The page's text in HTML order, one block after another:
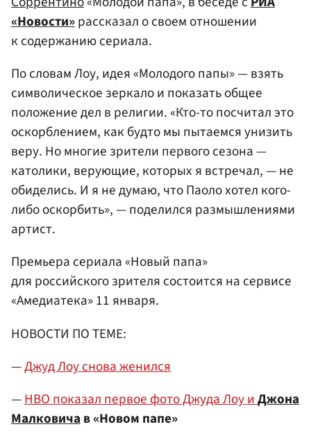
«Новости»рассказал о своем отношении
к содержанию сериала.
По словам Лоу, идея «Молодого папы» — взять
символическое зеркало и показать общее
положение дел в религии. «Кто-то посчитал это
оскорблением, как будто мы пытаемся унизить
веру. Но многие зрители первого сезона —
католики, верующие, которых я встречал, — не
обиделись. И я не думаю, что Паоло хотел кого-
либо оскорбить», — поделился размышлениями
артист.
Премьера сериала «Новый папа»
для российского зрителя состоится на сервисе
«Амедиатека» 11 января.
НОВОСТИ ПО ТЕМЕ:
—Джуд Лоу снова женился
—HBO показал первое фото Джуда Лоу иДжона
Малковичав «Новом папе»